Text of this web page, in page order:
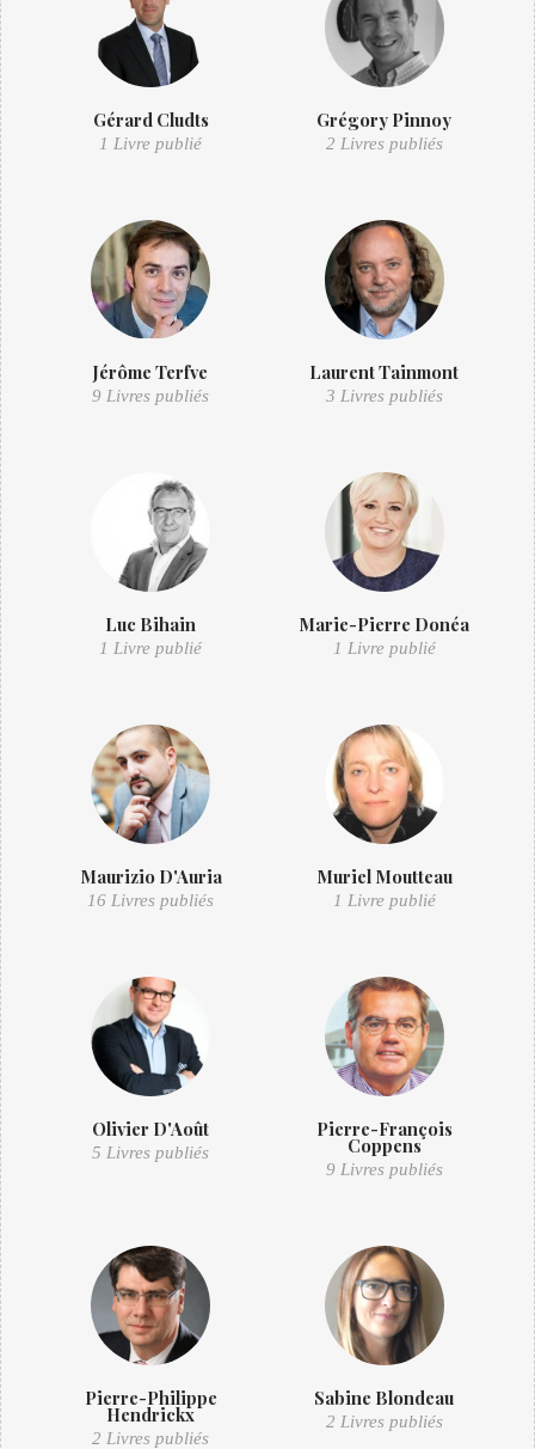
Gérard Cludts
1 Livre publié
Grégory Pinnoy
2 Livres publiés
Jérôme Terfve
9 Livres publiés
Laurent Tainmont
3 Livres publiés
Luc Bihain
1 Livre publié
Marie-Pierre Donéa
1 Livre publié
Maurizio D'Auria
16 Livres publiés
Muriel Moutteau
1 Livre publié
Olivier D'Août
5 Livres publiés
Pierre-François
Coppens
9 Livres publiés
Pierre-Philippe
Hendrickx
2 Livres publiés
Sabine Blondeau
2 Livres publiés